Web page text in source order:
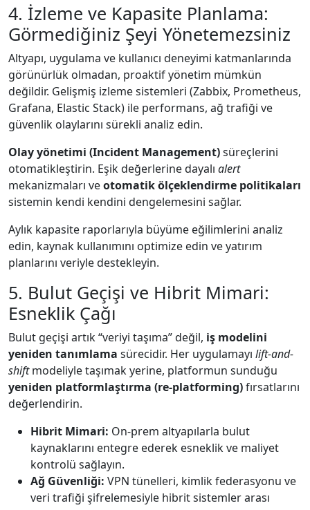
4. İzleme ve Kapasite Planlama:
Görmediğiniz Şeyi Yönetemezsiniz
Altyapı, uygulama ve kullanıcı deneyimi katmanlarında
görünürlük olmadan, proaktif yönetim mümkün
değildir. Gelişmiş izleme sistemleri (Zabbix, Prometheus,
Grafana, Elastic Stack) ile performans, ağ trafiği ve
güvenlik olaylarını sürekli analiz edin.
Olay yönetimi (Incident Management)süreçlerini
otomatikleştirin. Eşik değerlerine dayalı alert
mekanizmaları veotomatik ölçeklendirme politikaları
sistemin kendi kendini dengelemesini sağlar.
Aylık kapasite raporlarıyla büyüme eğilimlerini analiz
edin, kaynak kullanımını optimize edin ve yatırım
planlarını veriyle destekleyin.
5. Bulut Geçişi ve Hibrit Mimari:
Esneklik Çağı
Bulut geçişi artık “veriyi taşıma” değil, iş modelini
yeniden tanımlama sürecidir. Her uygulamayı lift-and-
shiftmodeliyle taşımak yerine, platformun sunduğu
yeniden platformlaştırma (re-platforming)fırsatlarını
değerlendirin.
Hibrit Mimari: On-prem altyapılarla bulut
kaynaklarını entegre ederek esneklik ve maliyet
kontrolü sağlayın.
Ağ Güvenliği: VPN tünelleri, kimlik federasyonu ve
veri trafiği şifrelemesiyle hibrit sistemler arası